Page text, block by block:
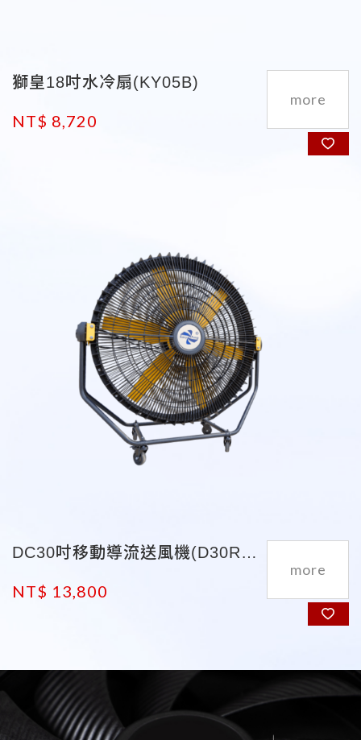
獅皇18吋水冷扇(KY05B)
NT$ 8,720
DC30吋移動導流送風機(D30R6P)
NT$ 13,800